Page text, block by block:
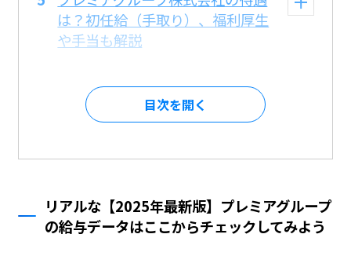
は？初任給（手取り）、福利厚生
や手当も解説
目次を
リアルな【2025年最新版】プレミアグループ
の給与データはここからチェックしてみよう